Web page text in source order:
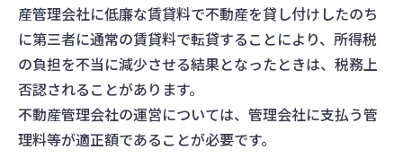
産管理会社に低廉な賃貸料で不動産を貸し付けしたのち
に第三者に通常の賃貸料で転貸することにより、所得税
の負担を不当に減少させる結果となったときは、税務上
否認されることがあります。
不動産管理会社の運営については、管理会社に支払う管
理料等が適正額であることが必要です。